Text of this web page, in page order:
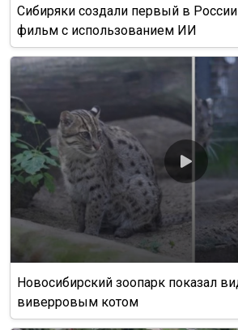
Сибиряки создали первый в
фильм с использованием ИИ
Новосибирский зоопарк показал
виверровым котом